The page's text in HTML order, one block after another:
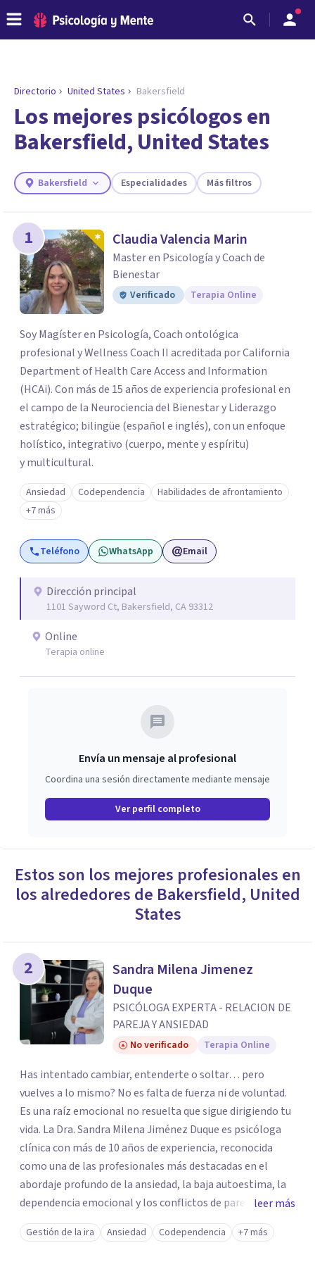
ENCONTRAR MI TERAPEUTA
¿Necesitas ayuda para encontrar el
psicólogo adecuado?
Responde a unas breves preguntas y te ofreceremos
necesidades.
Responder cuestionario
Directorio United States Bakersfield
Los mejores psicólogos en
Bakersfield, United States
Bakersfield Especialidades Más filtros
1 Claudia Valencia Marin
Master en Psicología y Coach de
Bienestar
Verificado Terapia Online
Soy Magíster en Psicología, Coach ontológica
profesional y Wellness Coach II acreditada por California
Department of Health Care Access and Information
(HCAi). Con más de 15 años de experiencia profesional en
el campo de la Neurociencia del Bienestar y Liderazgo
estratégico; bilingüe (español e inglés), con un enfoque
holístico, integrativo (cuerpo, mente y espíritu)
y multicultural.
Ansiedad Codependencia
Habilidades de afrontamiento
+7 más
Teléfono WhatsApp Email
Dirección principal
1101 Sayword Ct, Bakersfield, CA 93312
Online
Terapia online
Envía un mensaje al profesional
Coordina una sesión directamente mediante mensaje
Ver perfil completo
Estos son los mejores profesionales en
los alrededores de Bakersfield, United
States
2
Sandra Milena Jimenez
Duque
PSICÓLOGA EXPERTA - RELACION DE
PAREJA Y ANSIEDAD
No verificado Terapia Online
Has intentado cambiar, entenderte o soltar… pero
vuelves a lo mismo? No es falta de fuerza ni de voluntad.
Es una raíz emocional no resuelta que sigue dirigiendo tu
vida. La Dra. Sandra Milena Jiménez Duque es psicóloga
clínica con más de 10 años de experiencia, reconocida
como una de las profesionales más destacadas en el
abordaje profundo de la ansiedad, la baja autoestima, la
dependencia emocional y los conflictos de pareja. Ha
trabajado con pacientes en diferentes países,
acompañando procesos complejos. Su enfoque
leer más
Gestión de la ira Ansiedad Codependencia +7 más